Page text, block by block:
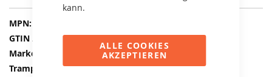
kann.
ALLE COOKIES
AKZEPTIEREN
Mehr
Informationen8715839083088
Schutzrand